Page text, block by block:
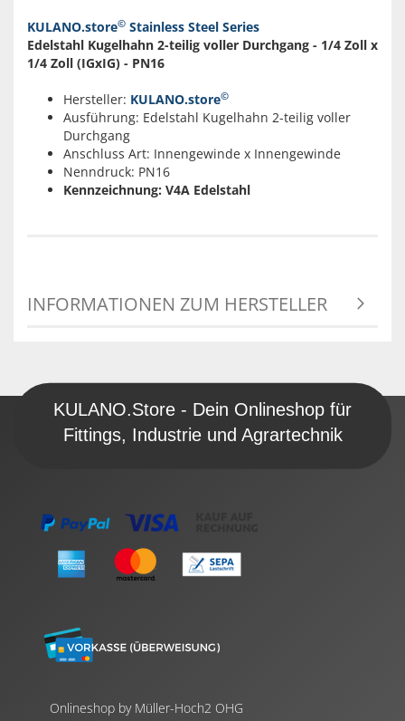
KULANO.store© Stainless Steel Series
Edelstahl Kugelhahn 2-teilig voller Durchgang - 1/4 Zoll x
1/4 Zoll (IGxIG) - PN16
Hersteller: KULANO.store©
Ausführung: Edelstahl Kugelhahn 2-teilig voller
Durchgang
Anschluss Art: Innengewinde x Innengewinde
Nenndruck: PN16
Kennzeichnung: V4A Edelstahl
INFORMATIONEN ZUM HERSTELLER
KULANO.Store - Dein Onlineshop für
Fittings, Industrie und Agrartechnik
Onlineshop by Müller-Hoch2 OHG